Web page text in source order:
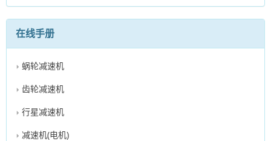
在线手册
蜗轮减速机
齿轮减速机
行星减速机
减速机(电机)